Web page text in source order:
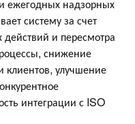
ежегодных надзорных
систему за счет
и пересмотра
снижение
клиентов, улучшение
интеграции с ISO